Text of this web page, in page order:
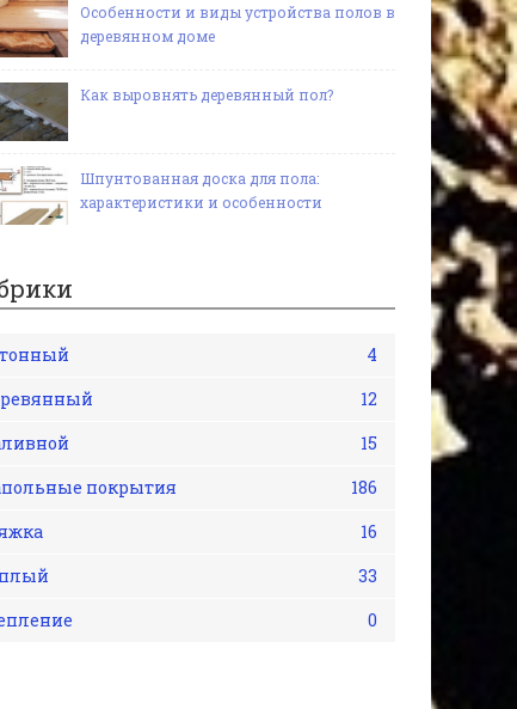
Особенности и виды устройства полов в
деревянном доме
Как выровнять деревянный пол?
Шпунтованная доска для пола:
характеристики и особенности
4
12
15
покрытия
186
16
33
0